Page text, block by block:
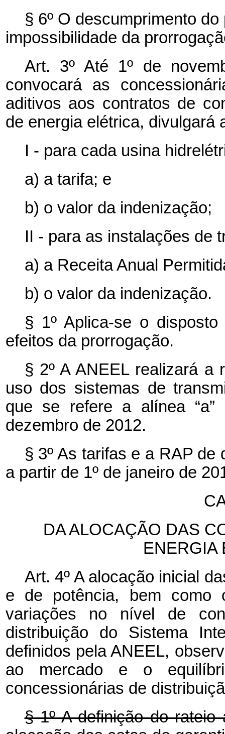
§ 6º O descumprimento
impossibilidade da
Art. 3º Até 1º de
convocará as
aditivos aos contratos de
de energia elétrica, divulgará
I - para cada usina
a) a tarifa; e
b) o valor da indenização;
II - para as instalações de
a) a Receita Anual
b) o valor da indenização.
§ 1º Aplica-se o
efeitos da prorrogação.
§ 2º A ANEEL realizará a
uso dos sistemas de
que se refere a alínea
dezembro de 2012.
§ 3º As tarifas e a RAP
a partir de 1º de janeiro de
DA ALOCAÇÃO DAS
ENERGIA
Art. 4º A alocação inicial
e de potência, bem como
variações no nível de
distribuição do Sistema
definidos pela ANEEL,
ao mercado e o
concessionárias de
§ 1º A definição do